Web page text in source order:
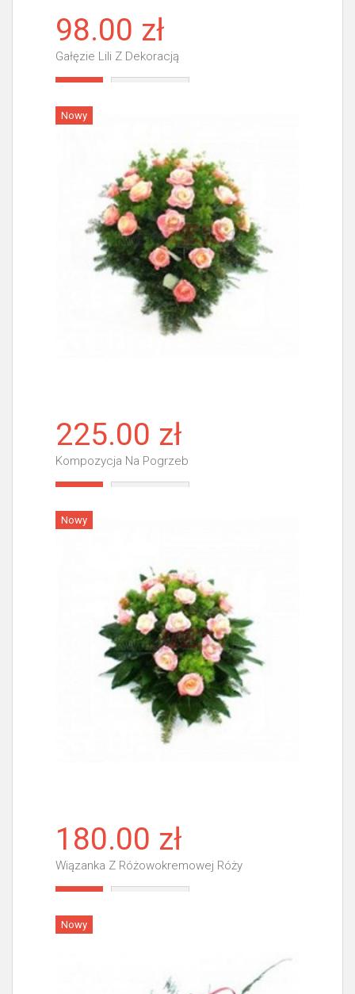
98.00 zł
Gałęzie Lili Z Dekoracją
Nowy
225.00 zł
Kompozycja Na Pogrzeb
Nowy
180.00 zł
Wiązanka Z Różowokremowej Róży
Nowy